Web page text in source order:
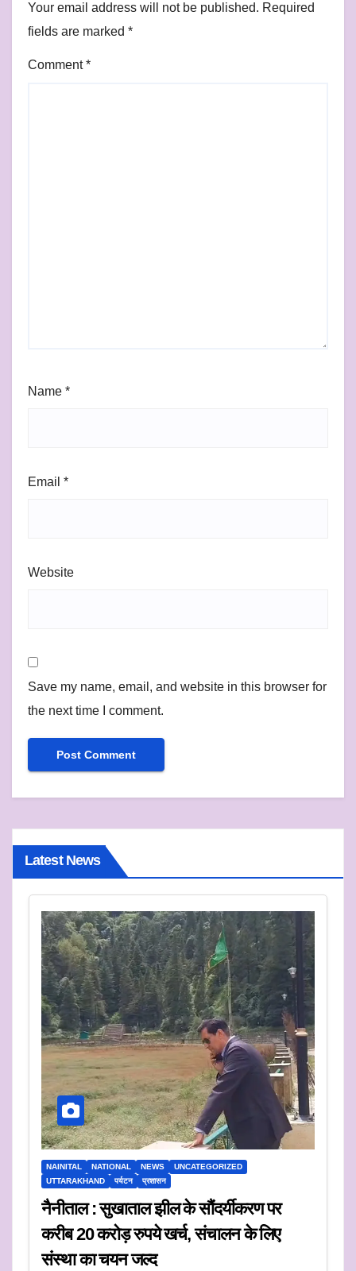
Your email address will not be published. Required
fields are marked *
Comment*
Name *
Email *
Website
Save my name, email, and website in this browser for
the next time I comment.
Latest News
NAINITAL NATIONAL NEWS
UNCATEGORIZED
UTTARAKHAND
पर्यटन प्रशासन
नैनीताल : सुखाताल झील के सौंदर्यीकरण पर
करीब 20 करोड़ रुपये खर्च, संचालन के लिए
संस्था का चयन जल्द